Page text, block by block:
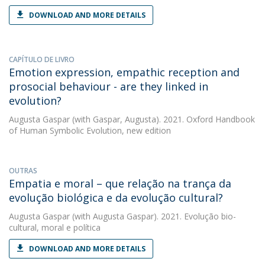
DOWNLOAD AND MORE DETAILS
CAPÍTULO DE LIVRO
Emotion expression, empathic reception and
prosocial behaviour - are they linked in
evolution?
Augusta Gaspar (with Gaspar, Augusta). 2021. Oxford Handbook
of Human Symbolic Evolution, new edition
OUTRAS
Empatia e moral – que relação na trança da
evolução biológica e da evolução cultural?
Augusta Gaspar (with Augusta Gaspar). 2021. Evolução bio-
cultural, moral e política
DOWNLOAD AND MORE DETAILS